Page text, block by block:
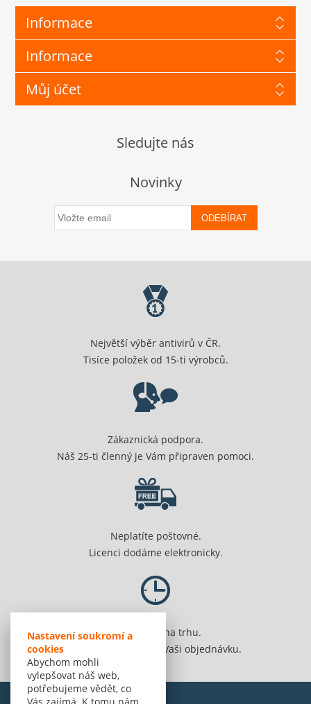
Nastavení soukromí a
cookies
Abychom mohli
vylepšovat náš web,
potřebujeme vědět, co
Informace
Informace
Můj účet
Sledujte nás
Novinky
ODEBÍRAT
Největší výběr antivirů v ČR.
Tisíce položek od 15-ti výrobců.
Zákaznická podpora.
Náš 25-ti členný je Vám připraven pomoci.
Neplatíte poštovné.
Licenci dodáme elektronicky.
Jsme 20 let na trhu.
Spolehlivě vyřídíme Vaši objednávku.